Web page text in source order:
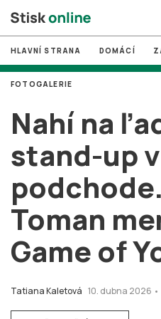
# MUNI
# Brno
# volby
login PŘIHLÁSIT SE
Zapomněli jste heslo?
HLAVNÍ STRANA DOMÁCÍ
Nahí na
stand-up v
Toman
Game of
Tatiana Kaletová 10. dubna 2026
FOTOGALERIE